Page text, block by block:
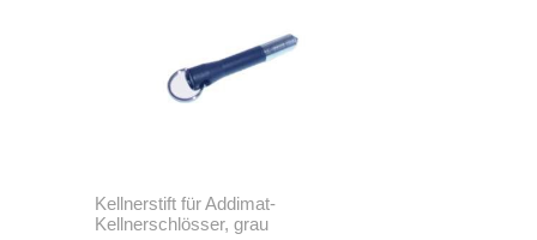
Kellnerstift für Addimat-
Kellnerschlösser, grau